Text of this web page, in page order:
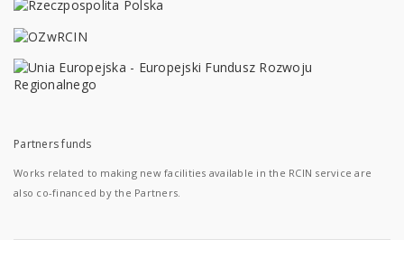
Partners funds
Works related to making new facilities available in the RCIN service are
also co-financed by the Partners.